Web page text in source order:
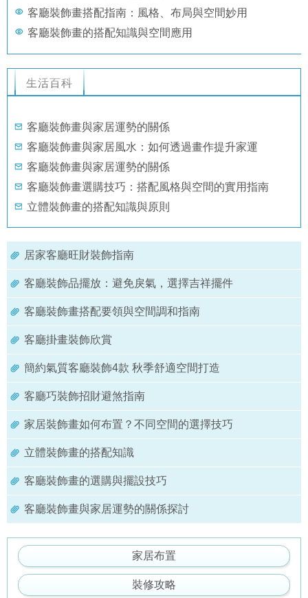
客廳裝飾畫搭配指南：風格、布局與空間妙用
客廳裝飾畫的搭配知識與空間應用
生活百科
客廳裝飾畫與家居運勢的關係
客廳裝飾畫與家居風水：如何透過畫作提升家運
客廳裝飾畫與家居運勢的關係
客廳裝飾畫選購技巧：搭配風格與空間的實用指南
立體裝飾畫的搭配知識與原則
居家客廳旺財裝飾指南
客廳裝飾品擺放：避免戾氣，選擇吉祥擺件
客廳裝飾畫搭配要領與空間調和指南
客廳掛畫裝飾欣賞
簡約氣質客廳裝飾4款 秋季舒適空間打造
客廳巧裝飾招財避煞指南
家居裝飾畫如何布置？不同空間的選擇技巧
立體裝飾畫的搭配知識
客廳裝飾畫的選購與擺設技巧
客廳裝飾畫與家居運勢的關係探討
家居布置
裝修攻略